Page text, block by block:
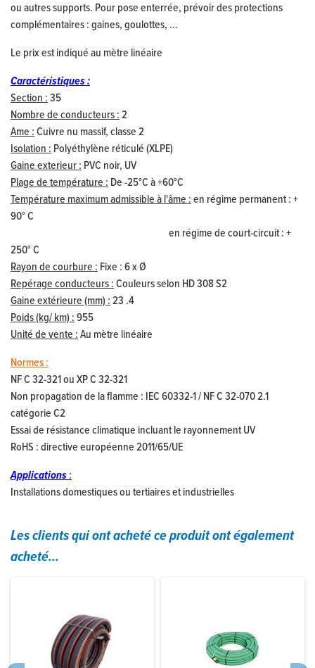
ou autres supports. Pour pose enterrée, prévoir des protections
complémentaires : gaines, goulottes, ...
Le prix est indiqué au mètre linéaire
Caractéristiques :
Section :35
Nombre de conducteurs :2
Ame :Cuivre nu massif, classe 2
Isolation : Polyéthylène réticulé (XLPE)
Gaine exterieur : PVC noir, UV
Plage de température : De -25°C à +60°C
Température maximum admissible à l'âme :en régime permanent : +
90° C
en régime de court-circuit : +
250° C
Rayon de courbure : Fixe : 6 x Ø
Repérage conducteurs :Couleurs selon HD 308 S2
Gaine extérieure (mm) :23 .4
Poids (kg/ km) :955
Unité de vente :Au mètre linéaire
Normes :
NF C 32-321 ou XP C 32-321
Non propagation de la flamme : IEC 60332-1 / NF C 32-070 2.1
catégorie C2
Essai de résistance climatique incluant le rayonnement UV
RoHS : directive européenne 2011/65/UE
Applications:
Installations domestiques ou tertiaires et industrielles
Les clients qui ont acheté ce produit ont également
acheté...